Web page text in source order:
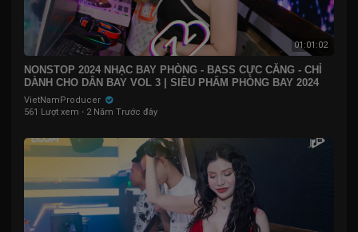
01:01:02
NONSTOP 2024 NHẠC BAY PHÒNG - BASS CỰC CĂNG - CHỈ
DÀNH CHO DÂN BAY VOL 3 | SIÊU PHẨM PHÒNG BAY 2024
VietNamProducer
561 Lượt xem · 2 Năm Trước đây